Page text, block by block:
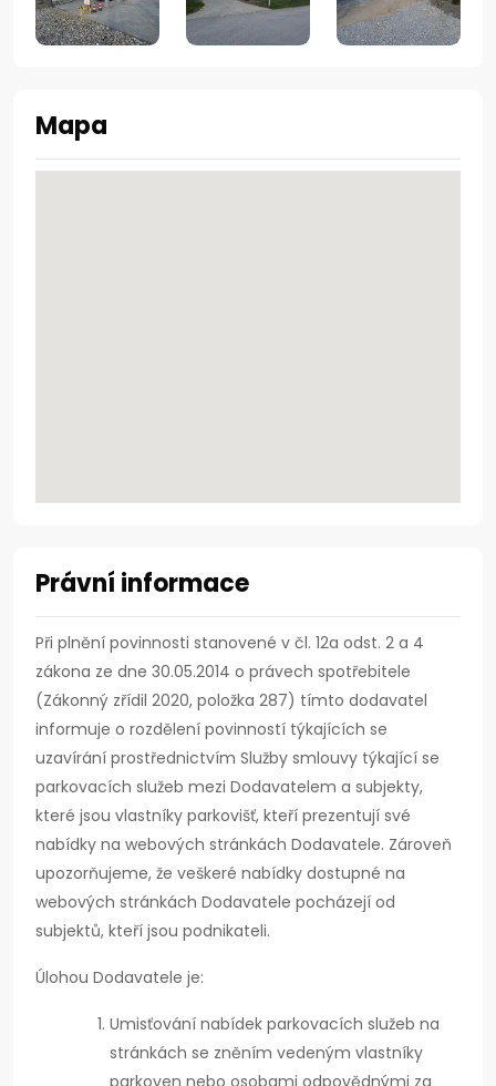
Mapa
Právní informace
Při plnění povinnosti stanovené v čl. 12a odst. 2 a 4
zákona ze dne 30.05.2014 o právech spotřebitele
(Zákonný zřídil 2020, položka 287) tímto dodavatel
informuje o rozdělení povinností týkajících se
uzavírání prostřednictvím Služby smlouvy týkající se
parkovacích služeb mezi Dodavatelem a subjekty,
které jsou vlastníky parkovišť, kteří prezentují své
nabídky na webových stránkách Dodavatele. Zároveň
upozorňujeme, že veškeré nabídky dostupné na
webových stránkách Dodavatele pocházejí od
subjektů, kteří jsou podnikateli.
Úlohou Dodavatele je:
Umisťování nabídek parkovacích služeb na
stránkách se zněním vedeným vlastníky